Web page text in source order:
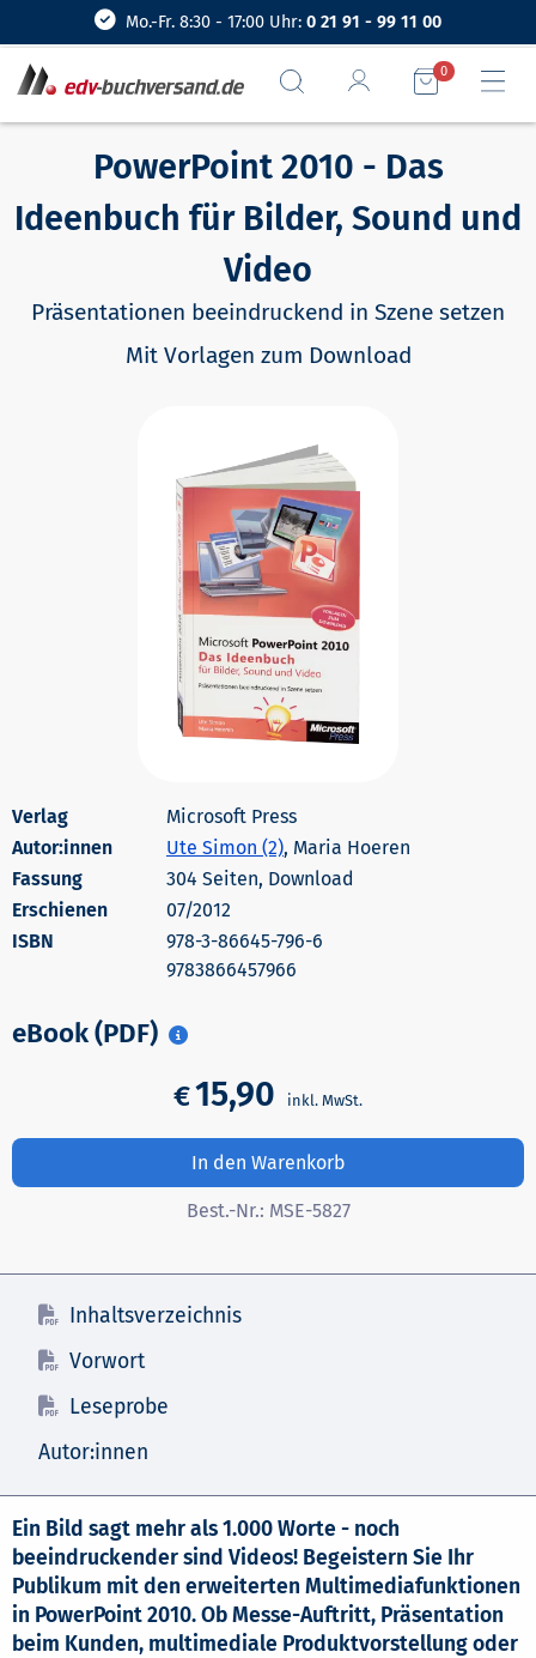
Mo.-Fr. 8:30 - 17:00 Uhr: 0 21 91 - 99 11 00
0
PowerPoint 2010 - Das
Ideenbuch für Bilder, Sound und
Video
Präsentationen beeindruckend in Szene setzen
Mit Vorlagen zum Download
Microsoft Press
Autor:innen
Ute Simon (2), Maria Hoeren
304 Seiten, Download
Erschienen
07/2012
978-3-86645-796-6
9783866457966
eBook (PDF)
€15,90
In den Warenkorb
Best.-Nr.: MSE-5827
Inhaltsverzeichnis
Vorwort
Leseprobe
Autor:innen
Ein Bild sagt mehr als 1.000 Worte - noch
beeindruckender sind Videos! Begeistern Sie Ihr
Publikum mit den erweiterten Multimediafunktionen
in PowerPoint 2010. Ob Messe-Auftritt, Präsentation
beim Kunden, multimediale Produktvorstellung oder